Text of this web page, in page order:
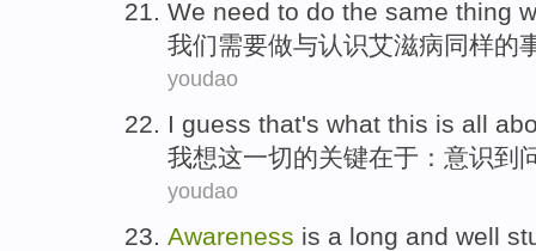
We need to do the same thing
我们需要做与认识艾滋病同样的
youdao
I guess that's what this is all
我想这一切的关键在于 ： 意识到
youdao
Awareness is a long and well